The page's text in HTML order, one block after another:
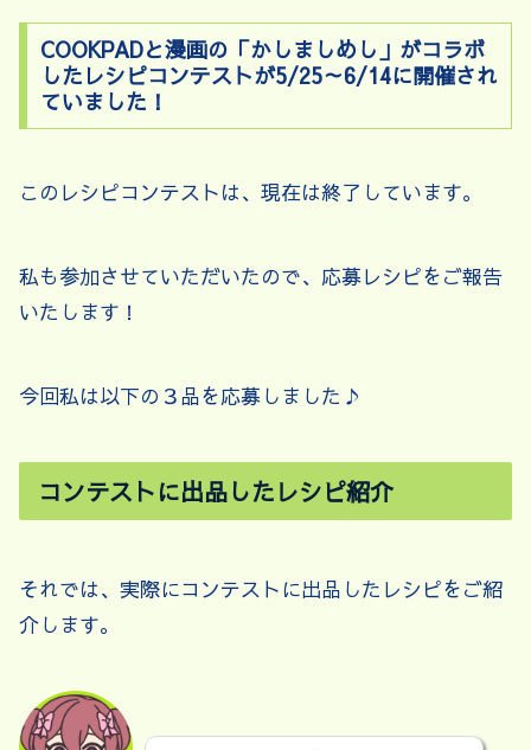
COOKPADと漫画の「かしましめし」がコラボ
したレシピコンテストが5/25～6/14に開催され
ていました！
このレシピコンテストは、現在は終了しています。
私も参加させていただいたので、応募レシピをご報告
いたします！
今回私は以下の３品を応募しました♪
コンテストに出品したレシピ紹介
それでは、実際にコンテストに出品したレシピをご紹
介します。